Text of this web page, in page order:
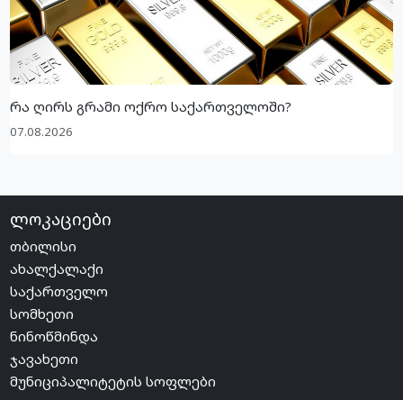
რა ღირს გრამი ოქრო საქართველოში?
07.08.2026
ლოკაციები
თბილისი
ახალქალაქი
საქართველო
სომხეთი
ნინოწმინდა
ჯავახეთი
მუნიციპალიტეტის სოფლები